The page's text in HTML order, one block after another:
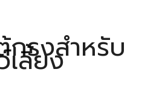
กรงสำหรับ
ลี้ยง